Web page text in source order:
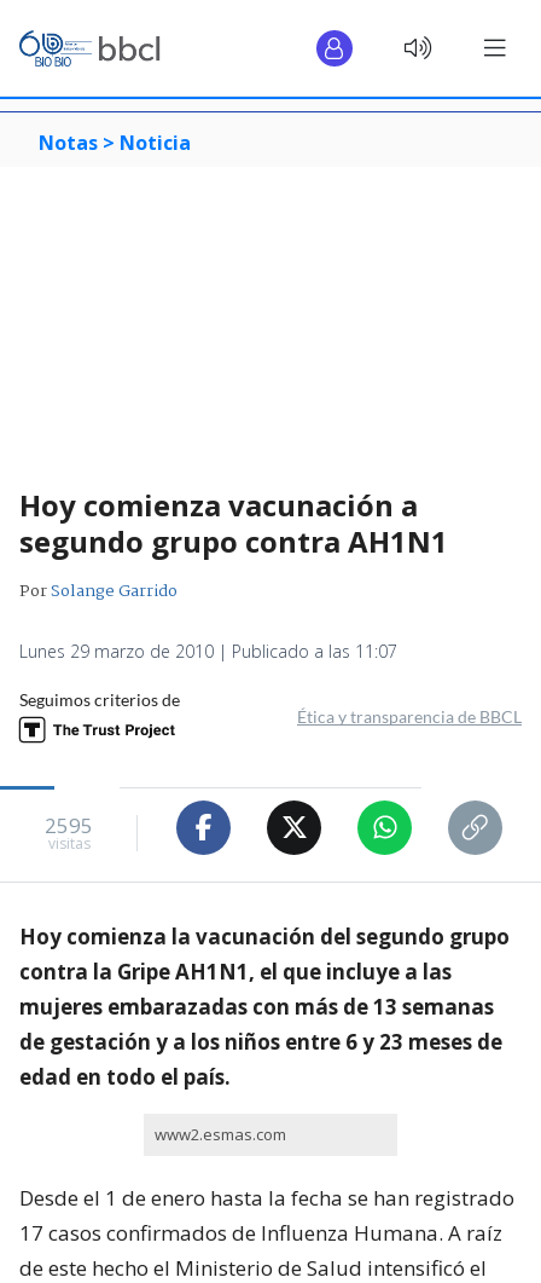
Notas > Noticia
Hoy comienza vacunación a
segundo grupo contra AH1N1
PorSolange Garrido
Lunes 29 marzo de 2010 | Publicado a las 11:07
Seguimos criterios de
Ética y transparencia de BBCL
2595
visitas
Hoy comienza la vacunación del segundo grupo
contra la Gripe AH1N1, el que incluye a las
mujeres embarazadas con más de 13 semanas
de gestación y a los niños entre 6 y 23 meses de
edad en todo el país.
www2.esmas.com
Desde el 1 de enero hasta la fecha se han registrado
17 casos confirmados de Influenza Humana. A raíz
de este hecho el Ministerio de Salud intensificó el